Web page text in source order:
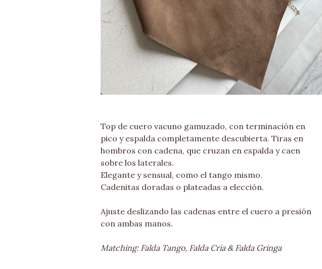
Top de cuero vacuno gamuzado, con terminación en
pico y espalda completamente descubierta. Tiras en
hombros con cadena, que cruzan en espalda y caen
sobre los laterales.
Elegante y sensual, como el tango mismo.
Cadenitas doradas o plateadas a elección.
Ajuste deslizando las cadenas entre el cuero a presión
con ambas manos.
Matching: Falda Tango, Falda Cria & Falda Gringa